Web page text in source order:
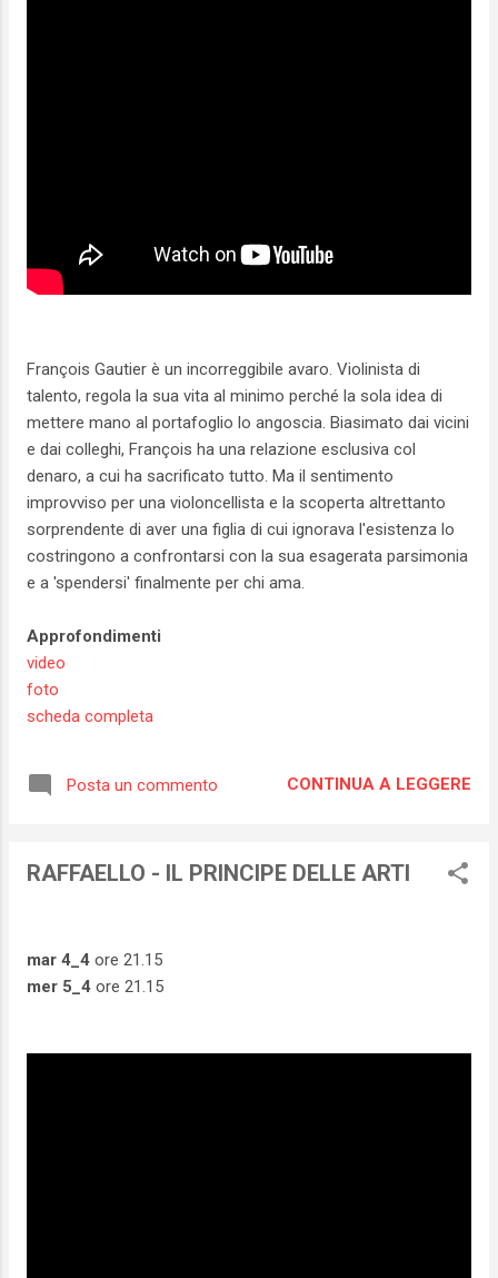
François Gautier è un incorreggibile avaro. Violinista di
talento, regola la sua vita al minimo perché la sola idea di
mettere mano al portafoglio lo angoscia. Biasimato dai vicini
e dai colleghi, François ha una relazione esclusiva col
denaro, a cui ha sacrificato tutto. Ma il sentimento
improvviso per una violoncellista e la scoperta altrettanto
sorprendente di aver una figlia di cui ignorava l'esistenza lo
costringono a confrontarsi con la sua esagerata parsimonia
e a 'spendersi' finalmente per chi ama.
Approfondimenti
video
foto
scheda completa
Posta un commento CONTINUA A LEGGERE
RAFFAELLO - IL PRINCIPE DELLE ARTI
mar 4_4 ore 21.15
mer 5_4 ore 21.15